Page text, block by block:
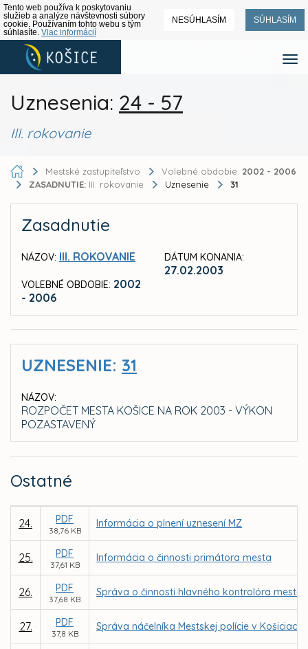
Tento web používa k poskytovaniu
služieb a analýze návštevnosti súbory
cookie. Používaním tohto webu s tým
súhlasíte. Viac informácií
NESÚHLASÍM SÚHLASÍM
Uznesenia: 24 - 57
III. rokovanie
Mestské zastupiteľstvo Volebné obdobie: 2002 - 2006
ZASADNUTIE: III. rokovanie Uznesenie 31
Zasadnutie
NÁZOV: III. ROKOVANIE
VOLEBNÉ OBDOBIE: 2002
- 2006
DÁTUM KONANIA:
27.02.2003
UZNESENIE: 31
NÁZOV:
ROZPOČET MESTA KOŠICE NA ROK 2003 - VÝKON
POZASTAVENÝ
Ostatné
24. PDF
38,76 KB
Informácia o plnení uznesení MZ
25. PDF
37,61 KB
Informácia o činnosti primátora mesta
26. PDF
37,68 KB
Správa o činnosti hlavného kontrolóra mesta
27. PDF
37,8 KB
Správa náčelníka Mestskej polície v Košiciach